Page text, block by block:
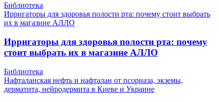
Библиотека
Ирригаторы для здоровья полости рта: почему стоит выбрать
их в магазине АЛЛО
Ирригаторы для здоровья полости рта: почему
стоит выбрать их в магазине АЛЛО
Библиотека
Нафталанская нефть и нафталан от псориаза, экземы,
дерматита, нейродермита в Киеве и Украине